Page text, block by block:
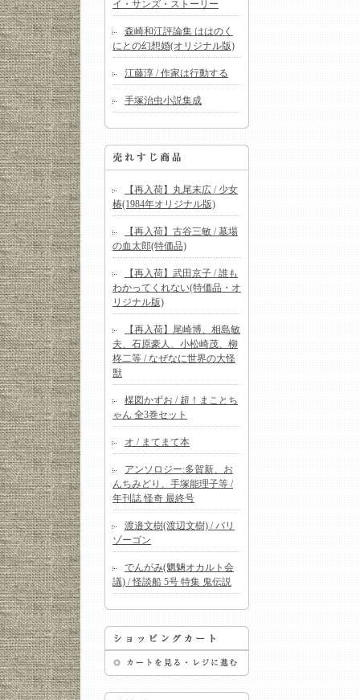
イ・サンズ・ストーリー
森崎和江評論集 ははのく
にとの幻想婚(オリジナル版)
江藤淳 / 作家は行動する
手塚治虫小説集成
【再入荷】丸尾末広 / 少女
椿(1984年オリジナル版)
【再入荷】古谷三敏 / 墓場
の血太郎(特価品)
【再入荷】武田京子 / 誰も
わかってくれない(特価品・オ
リジナル版)
【再入荷】尾崎博、相島敏
夫、石原豪人、小松崎茂、柳
柊二等 / なぜなに世界の大怪
獣
楳図かずお / 超！まことち
ゃん 全3巻セット
オ / まてまて本
アンソロジー:多賀新、お
んちみどり、手塚能理子等 /
年刊誌 怪奇 最終号
渡邉文樹(渡辺文樹) / バリ
ゾーゴン
でんがみ(魍魎オカルト会
議) / 怪談船 5号 特集 鬼伝説